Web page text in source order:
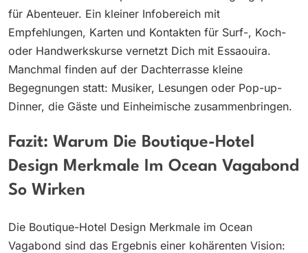
für Abenteuer. Ein kleiner Infobereich mit
Empfehlungen, Karten und Kontakten für Surf-, Koch-
oder Handwerkskurse vernetzt Dich mit Essaouira.
Manchmal finden auf der Dachterrasse kleine
Begegnungen statt: Musiker, Lesungen oder Pop-up-
Dinner, die Gäste und Einheimische zusammenbringen.
Fazit: Warum Die Boutique-Hotel
Design Merkmale Im Ocean Vagabond
So Wirken
Die Boutique-Hotel Design Merkmale im Ocean
Vagabond sind das Ergebnis einer kohärenten Vision: